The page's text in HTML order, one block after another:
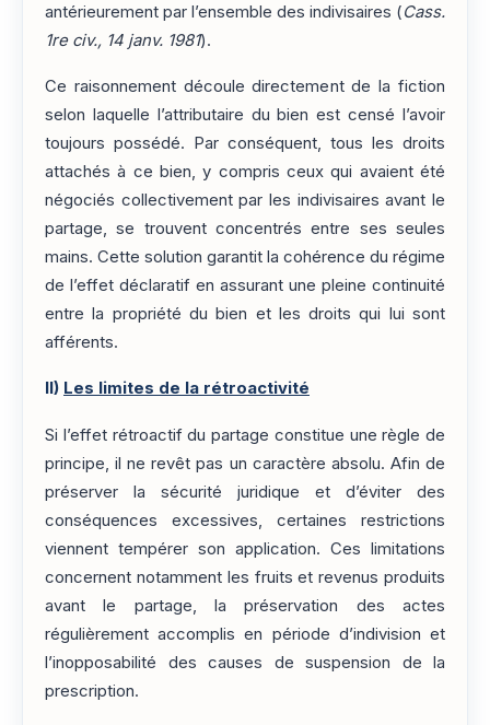
antérieurement par l’ensemble des indivisaires (Cass.
1re civ., 14 janv. 1981).
Ce raisonnement découle directement de la fiction
selon laquelle l’attributaire du bien est censé l’avoir
toujours possédé. Par conséquent, tous les droits
attachés à ce bien, y compris ceux qui avaient été
négociés collectivement par les indivisaires avant le
partage, se trouvent concentrés entre ses seules
mains. Cette solution garantit la cohérence du régime
de l’effet déclaratif en assurant une pleine continuité
entre la propriété du bien et les droits qui lui sont
afférents.
II) Les limites de la rétroactivité
Si l’effet rétroactif du partage constitue une règle de
principe, il ne revêt pas un caractère absolu. Afin de
préserver la sécurité juridique et d’éviter des
conséquences excessives, certaines restrictions
viennent tempérer son application. Ces limitations
concernent notamment les fruits et revenus produits
avant le partage, la préservation des actes
régulièrement accomplis en période d’indivision et
l’inopposabilité des causes de suspension de la
prescription.